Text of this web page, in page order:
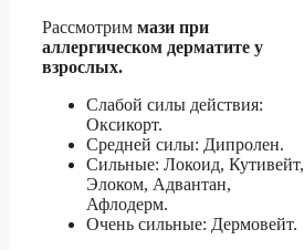
Рассмотрим мази при
аллергическом дерматите у
взрослых.
Слабой силы действия:
Оксикорт.
Средней силы: Дипролен.
Сильные: Локоид, Кутивейт,
Элоком, Адвантан,
Афлодерм.
Очень сильные: Дермовейт.